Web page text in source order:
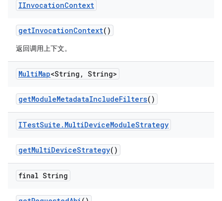
IInvocationContext
getInvocationContext()
返回调用上下文。
MultiMap<String , String>
getModuleMetadataIncludeFilters()
ITestSuite . MultiDeviceModuleStrategy
getMultiDeviceStrategy()
final String